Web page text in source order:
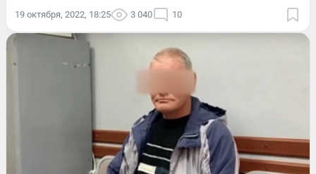
19 октября, 2022, 18:25 3 040 10